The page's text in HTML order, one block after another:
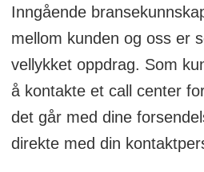
Inngående
mellom kunden og oss er
vellykket oppdrag. Som
å kontakte et call center
det går med dine
direkte med din